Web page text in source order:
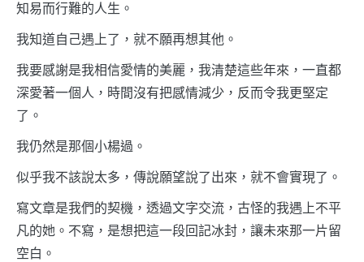
知易而行難的人生。
我知道自己遇上了，就不願再想其他。
我要感謝是我相信愛情的美麗，我清楚這些年來，一直都
深愛著一個人，時間沒有把感情減少，反而令我更堅定
了。
我仍然是那個小楊過。
似乎我不該說太多，傳說願望說了出來，就不會實現了。
寫文章是我們的契機，透過文字交流，古怪的我遇上不平
凡的她。不寫，是想把這一段回記冰封，讓未來那一片留
空白。